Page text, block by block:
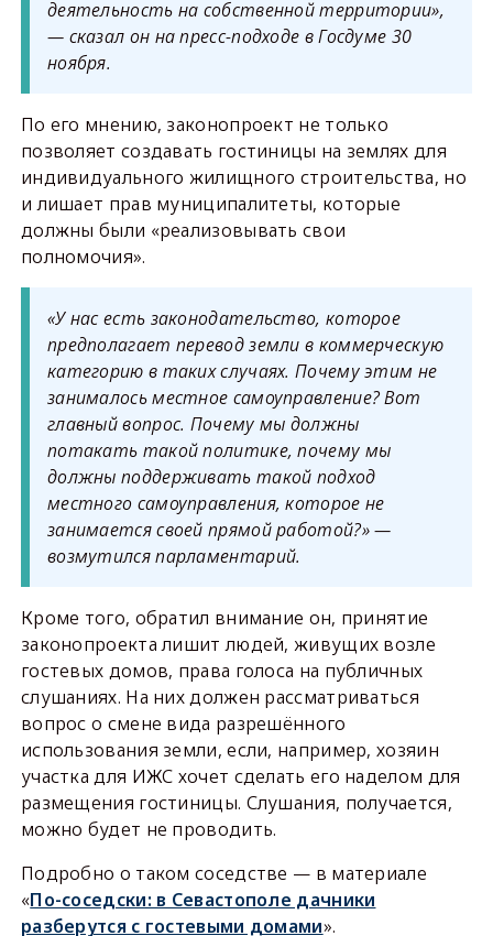
деятельность на собственной территории»,
— сказал он на пресс-подходе в Госдуме 30
ноября.
По его мнению, законопроект не только
позволяет создавать гостиницы на землях для
индивидуального жилищного строительства, но
и лишает прав муниципалитеты, которые
должны были «реализовывать свои
полномочия».
«У нас есть законодательство, которое
предполагает перевод земли в коммерческую
категорию в таких случаях. Почему этим не
занималось местное самоуправление? Вот
главный вопрос. Почему мы должны
потакать такой политике, почему мы
должны поддерживать такой подход
местного самоуправления, которое не
занимается своей прямой работой?» —
возмутился парламентарий.
Кроме того, обратил внимание он, принятие
законопроекта лишит людей, живущих возле
гостевых домов, права голоса на публичных
слушаниях. На них должен рассматриваться
вопрос о смене вида разрешённого
использования земли, если, например, хозяин
участка для ИЖС хочет сделать его наделом для
размещения гостиницы. Слушания, получается,
можно будет не проводить.
Подробно о таком соседстве — в материале
«По-соседски: в Севастополе дачники
разберутся с гостевыми домами».